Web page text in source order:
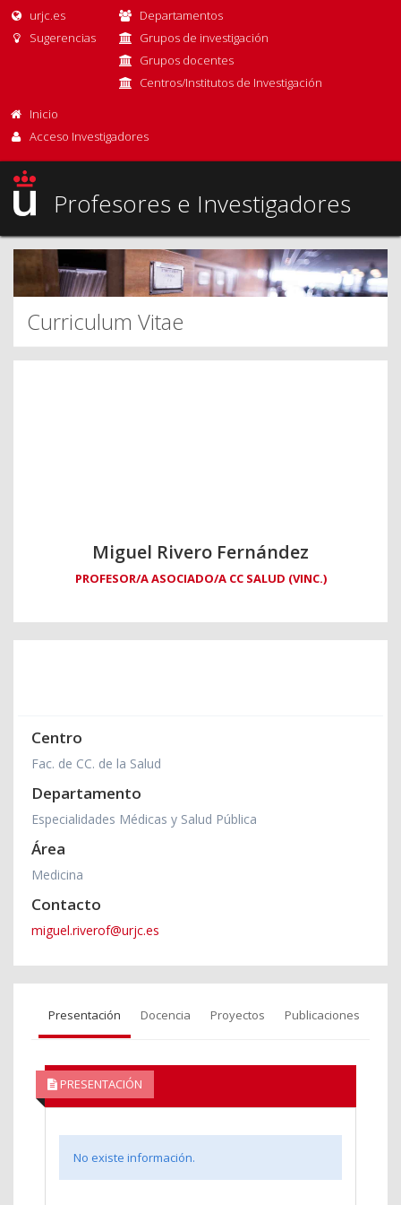
urjc.es
Sugerencias
Departamentos
Grupos de investigación
Grupos docentes
Centros/Institutos de Investigación
Inicio
Acceso Investigadores
Profesores e Investigadores
Curriculum Vitae
Miguel Rivero Fernández
PROFESOR/A ASOCIADO/A CC SALUD (VINC.)
Centro
Fac. de CC. de la Salud
Departamento
Especialidades Médicas y Salud Pública
Área
Medicina
Contacto
miguel.riverof@urjc.es
Presentación Docencia Proyectos Publicaciones
PRESENTACIÓN
No existe información.